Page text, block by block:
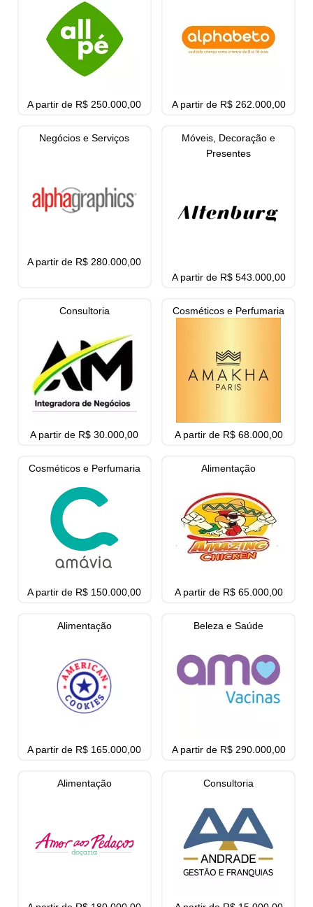
A partir de R$ 250.000,00 A partir de R$ 262.000,00
Negócios e Serviços
A partir de R$ 280.000,00
Móveis, Decoração e
Presentes
A partir de R$ 543.000,00
Consultoria
A partir de R$ 30.000,00
Cosméticos e Perfumaria
A partir de R$ 68.000,00
Cosméticos e Perfumaria
A partir de R$ 150.000,00
Alimentação
A partir de R$ 65.000,00
Alimentação
A partir de R$ 165.000,00
Beleza e Saúde
A partir de R$ 290.000,00
Alimentação Consultoria